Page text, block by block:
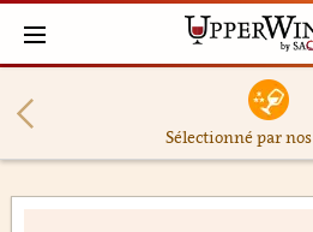
Sélectionné par nos